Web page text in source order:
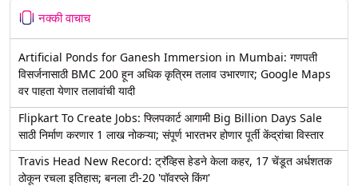
नक्की वाचाच
Artificial Ponds for Ganesh Immersion in Mumbai: गणपती
विसर्जनासाठी BMC 200 हून अधिक कृत्रिम तलाव उभारणार; Google Maps
वर पाहता येणार तलावांची यादी
Flipkart To Create Jobs: फ्लिपकार्ट आगामी Big Billion Days Sale
साठी निर्माण करणार 1 लाख नोकऱ्या; संपूर्ण भारतभर होणार पूर्ती केंद्रांचा विस्तार
Travis Head New Record: ट्रॅव्हिस हेडने केला कहर, 17 चेंडूत अर्धशतक
ठोकून रचला इतिहास; बनला टी-20 'पॉवरप्ले किंग'